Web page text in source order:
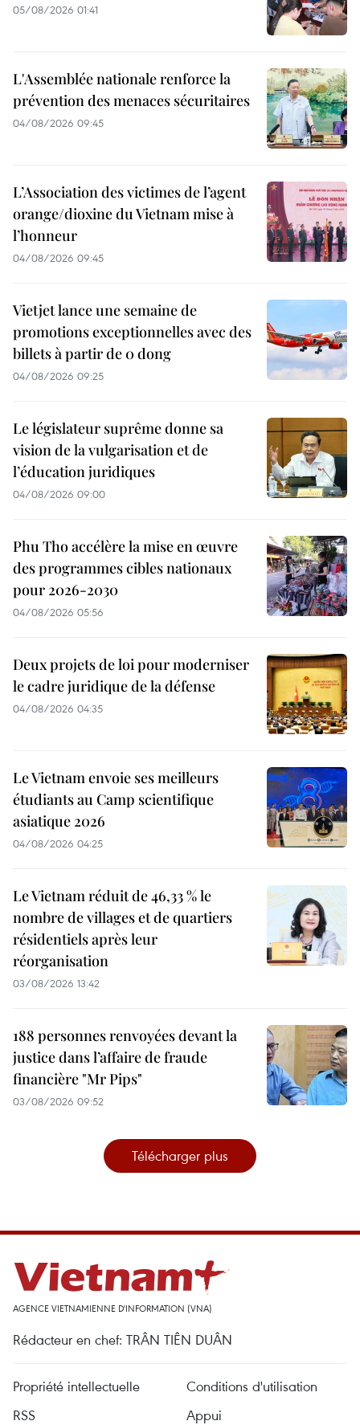
05/08/2026 01:41
L'Assemblée nationale renforce la
prévention des menaces sécuritaires
04/08/2026 09:45
L’Association des victimes de l’agent
orange/dioxine du Vietnam mise à
l’honneur
04/08/2026 09:45
Vietjet lance une semaine de
promotions exceptionnelles avec des
billets à partir de 0 dong
04/08/2026 09:25
Le législateur suprême donne sa
vision de la vulgarisation et de
l’éducation juridiques
04/08/2026 09:00
Phu Tho accélère la mise en œuvre
des programmes cibles nationaux
pour 2026-2030
04/08/2026 05:56
Deux projets de loi pour moderniser
le cadre juridique de la défense
04/08/2026 04:35
Le Vietnam envoie ses meilleurs
étudiants au Camp scientifique
asiatique 2026
04/08/2026 04:25
Le Vietnam réduit de 46,33 % le
nombre de villages et de quartiers
résidentiels après leur
réorganisation
03/08/2026 13:42
188 personnes renvoyées devant la
justice dans l’affaire de fraude
financière "Mr Pips"
03/08/2026 09:52
Télécharger plus
AGENCE VIETNAMIENNE D'INFORMATION (VNA)
Rédacteur en chef: TRÂN TIÊN DUÂN
Propriété intellectuelle
Conditions d'utilisation
RSS
Appui